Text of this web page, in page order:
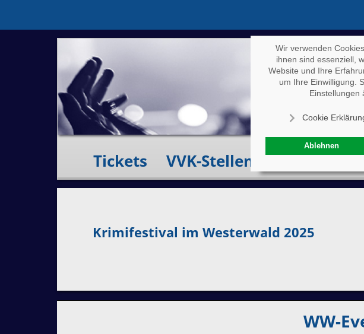
Wir verwenden
ihnen sind essenziell,
Website und Ihre
um Ihre Einwilligung.
Einstellungen
Cookie
Ablehnen
Tickets VVK-Stellen
Krimifestival im Westerwald 2025
WW-